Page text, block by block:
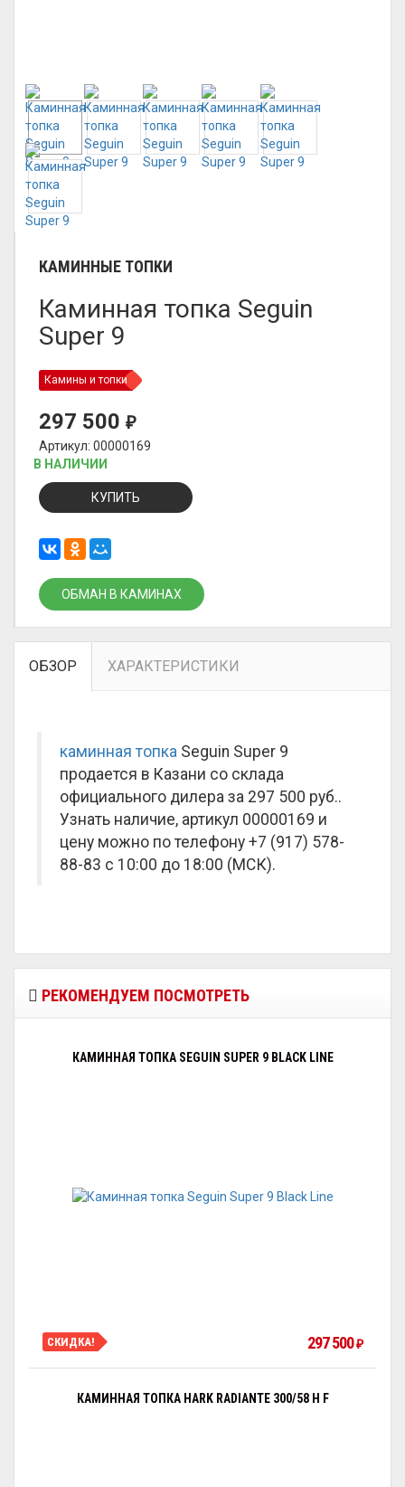
КАМИННЫЕ ТОПКИ
Каминная топка Seguin
Super 9
Камины и топки
297 500 ₽
Артикул: 00000169
В НАЛИЧИИ
КУПИТЬ
ОБМАН В КАМИНАХ
ОБЗОР ХАРАКТЕРИСТИКИ
каминная топка Seguin Super 9
продается в Казани со склада
официального дилера за 297 500 руб..
Узнать наличие, артикул 00000169 и
цену можно по телефону +7 (917) 578-
88-83 с 10:00 до 18:00 (МСК).
РЕКОМЕНДУЕМ ПОСМОТРЕТЬ
КАМИННАЯ ТОПКА SEGUIN SUPER 9 BLACK LINE
СКИДКА! 297 500 ₽
КАМИННАЯ ТОПКА HARK RADIANTE 300/58 H F